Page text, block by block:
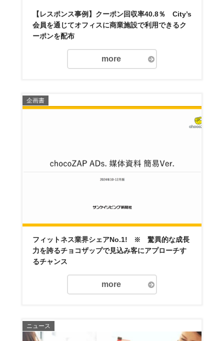
【レスポンス事例】クーポン回収率40.8％ City’s
会員を通じてオフィスに商業施設で利用できるク
ーポンを配布
more
企画書
フィットネス業界シェアNo.1! ※ 驚異的な成長
力を誇るチョコザップで見込み客にアプローチす
るチャンス
more
ニュース